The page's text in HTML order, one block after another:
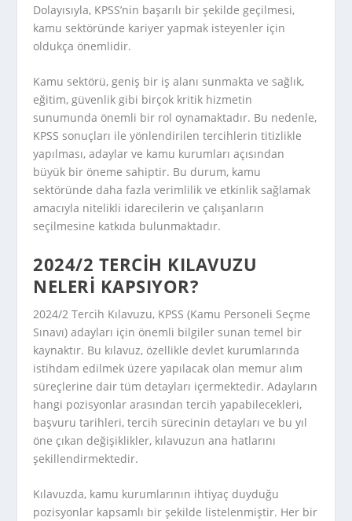
Dolayısıyla, KPSS’nin başarılı bir şekilde geçilmesi,
kamu sektöründe kariyer yapmak isteyenler için
oldukça önemlidir.
Kamu sektörü, geniş bir iş alanı sunmakta ve sağlık,
eğitim, güvenlik gibi birçok kritik hizmetin
sunumunda önemli bir rol oynamaktadır. Bu nedenle,
KPSS sonuçları ile yönlendirilen tercihlerin titizlikle
yapılması, adaylar ve kamu kurumları açısından
büyük bir öneme sahiptir. Bu durum, kamu
sektöründe daha fazla verimlilik ve etkinlik sağlamak
amacıyla nitelikli idarecilerin ve çalışanların
seçilmesine katkıda bulunmaktadır.
2024/2 TERCIH KILAVUZU
NELERI KAPSIYOR?
2024/2 Tercih Kılavuzu, KPSS (Kamu Personeli Seçme
Sınavı) adayları için önemli bilgiler sunan temel bir
kaynaktır. Bu kılavuz, özellikle devlet kurumlarında
istihdam edilmek üzere yapılacak olan memur alım
süreçlerine dair tüm detayları içermektedir. Adayların
hangi pozisyonlar arasından tercih yapabilecekleri,
başvuru tarihleri, tercih sürecinin detayları ve bu yıl
öne çıkan değişiklikler, kılavuzun ana hatlarını
şekillendirmektedir.
Kılavuzda, kamu kurumlarının ihtiyaç duyduğu
pozisyonlar kapsamlı bir şekilde listelenmiştir. Her bir